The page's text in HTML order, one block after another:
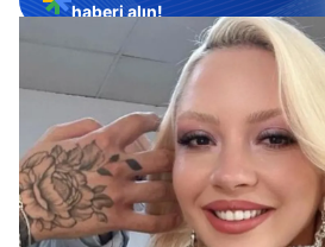
haberi alın!